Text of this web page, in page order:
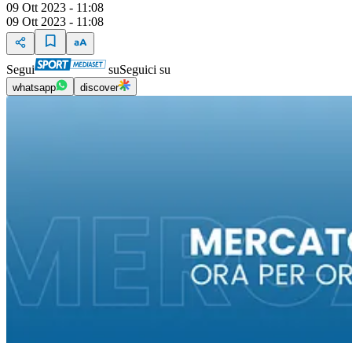
09 Ott 2023 - 11:08
09 Ott 2023 - 11:08
Segui suSeguici su
whatsapp discover